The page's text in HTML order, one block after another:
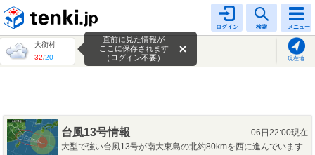
ログイン 検索 メニュー
大衡村
32/20 現在地
直前に見た情報が
ここに保存されます
（ログイン不要）
台風13号情報
06日22:00現在
大型で強い台風13号が南大東島の北約80kmを西に進んでいます